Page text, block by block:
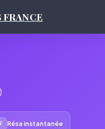
Résa instantanée